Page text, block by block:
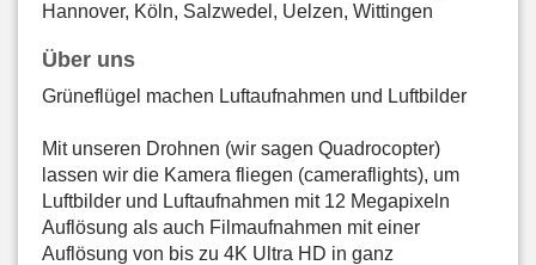
Hannover, Köln, Salzwedel, Uelzen, Wittingen
Über uns
Grüneflügel machen Luftaufnahmen und Luftbilder
Mit unseren Drohnen (wir sagen Quadrocopter)
lassen wir die Kamera fliegen (cameraflights), um
Luftbilder und Luftaufnahmen mit 12 Megapixeln
Auflösung als auch Filmaufnahmen mit einer
Auflösung von bis zu 4K Ultra HD in ganz